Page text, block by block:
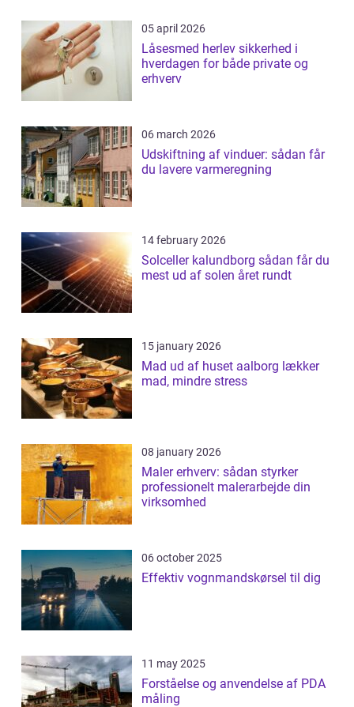
05 april 2026
Låsesmed herlev sikkerhed i
hverdagen for både private og
erhverv
06 march 2026
Udskiftning af vinduer: sådan får
du lavere varmeregning
14 february 2026
Solceller kalundborg sådan får du
mest ud af solen året rundt
15 january 2026
Mad ud af huset aalborg lækker
mad, mindre stress
08 january 2026
Maler erhverv: sådan styrker
professionelt malerarbejde din
virksomhed
06 october 2025
Effektiv vognmandskørsel til dig
11 may 2025
Forståelse og anvendelse af PDA
måling